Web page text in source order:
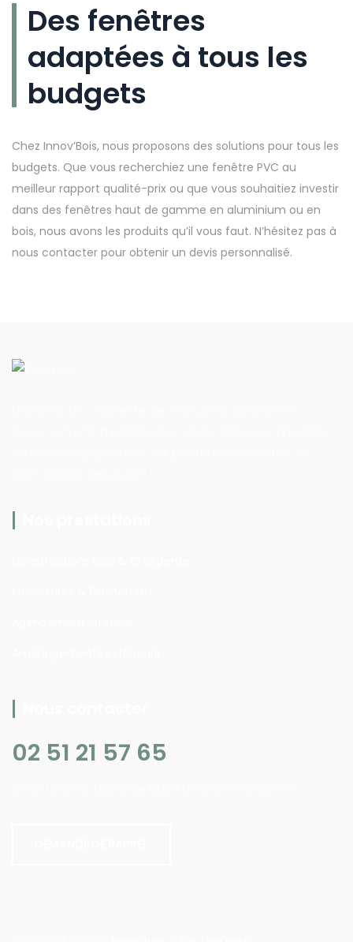
Des fenêtres
adaptées à tous les
budgets
Chez Innov’Bois, nous proposons des solutions pour tous les
budgets. Que vous recherchiez une fenêtre PVC au
meilleur rapport qualité-prix ou que vous souhaitiez investir
dans des fenêtres haut de gamme en aluminium ou en
bois, nous avons les produits qu’il vous faut. N’hésitez pas à
nous contacter pour obtenir un devis personnalisé.
02 51 21 57 65